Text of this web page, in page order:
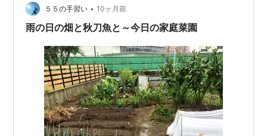
５５の手習い • 10ヶ月前
雨の日の畑と秋刀魚と～今日の家庭菜園